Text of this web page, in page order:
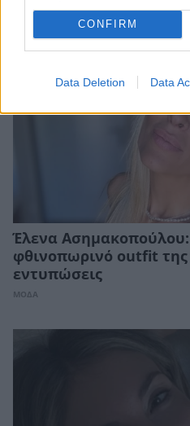
CONFIRM
Data Deletion Data
Έλενα
φθινοπωρινό outfit της
εντυπώσεις
ΜΟΔΑ